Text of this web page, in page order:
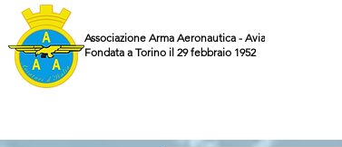
Associazione Arma Aeronautica - Aviatori d'Italia ETS
Fondata a Torino il 29 febbraio 1952